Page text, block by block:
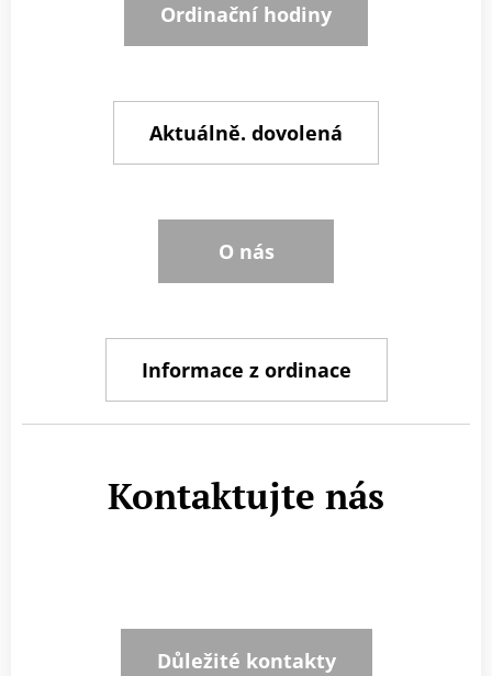
Ordinační hodiny
Aktuálně. dovolená
O nás
Informace z ordinace
Kontaktujte nás
Důležité kontakty